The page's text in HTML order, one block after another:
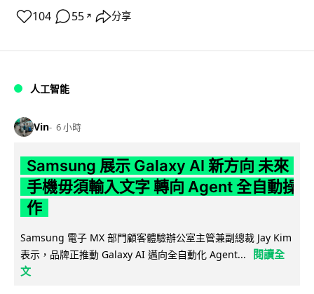
104 55 ↗ 分享
人工智能
Vin 6 小時
Samsung 展示 Galaxy AI 新方向 未來
手機毋須輸入文字 轉向 Agent 全自動操
作
Samsung 電子 MX 部門顧客體驗辦公室主管兼副總裁 Jay Kim
表示，品牌正推動 Galaxy AI 邁向全自動化 Agent...
閱讀全
文